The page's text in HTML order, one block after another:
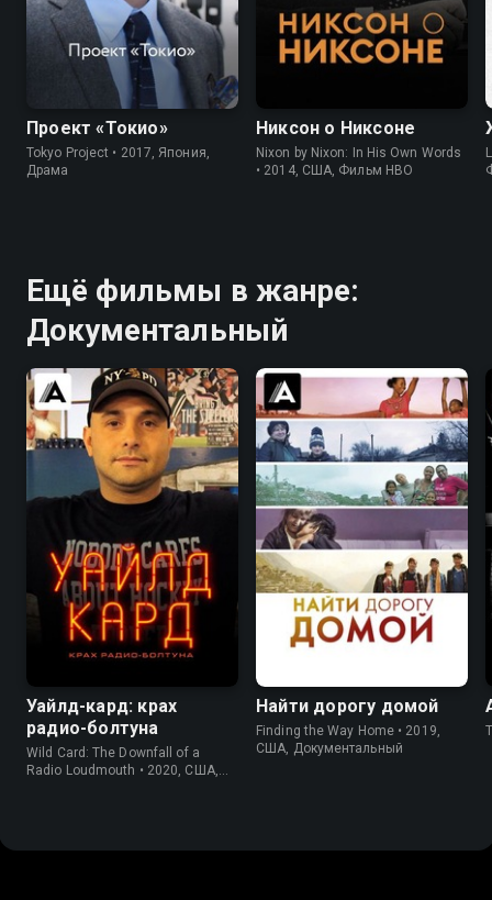
6.7 6.5
Проект «Токио»
Tokyo Project • 2017, Япония,
Драма
Никсон о Никсоне
Nixon by Nixon: In His Own Words
• 2014, США, Фильм HBO
Ещё фильмы в жанре:
Документальный
6.2
Уайлд-кард: крах
радио-болтуна
Wild Card: The Downfall of a
Radio Loudmouth • 2020, США,
7.5
Найти дорогу домой
Finding the Way Home • 2019,
США, Документальный